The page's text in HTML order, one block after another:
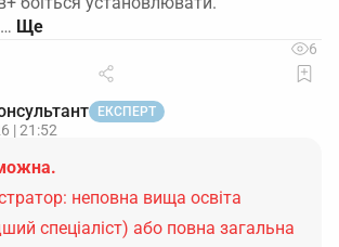
6
ЕКСПЕРТ
| 21:52
неповна вища освіта
спеціаліст) або повна загальна